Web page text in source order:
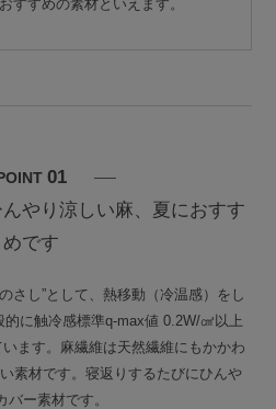
すすめの素材といえます。
01
やり涼しい麻、夏におすす
めです
さし”として、熱移動（冷温感）をし
に触冷感標準q-max値 0.2W/㎠以上
ます。麻繊維は天然繊維にもかかわ
素材です。寝返りするたびにひんや
バー素材です。